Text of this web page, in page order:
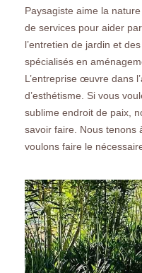
Paysagiste aime la
de services pour aider
l’entretien de jardin et
spécialisés en
L’entreprise œuvre dans
d’esthétisme. Si vous
sublime endroit de paix,
savoir faire. Nous
voulons faire le